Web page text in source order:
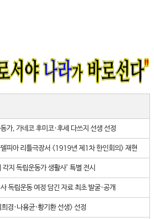
가, 가네코 후미코·후세 다쓰지 선생 선정
피아 리틀극장서 <1919년 제1차 한인회의> 재현
지 독립운동가 생활사’ 특별 전시
독립운동 여정 담긴 자료 최초 발굴·공개
경·나용균·황기환 선생> 선정